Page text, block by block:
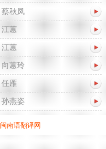
蔡秋凤
江蕙
江蕙
向蕙玲
任雁
孙燕姿
闽南语翻译网